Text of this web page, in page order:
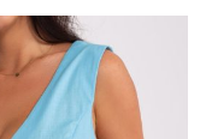
po klasyczne koszule
do codziennych
casualowych